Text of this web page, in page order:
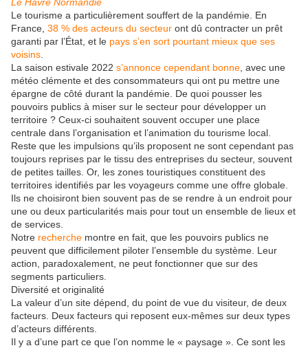
Le tourisme a particulièrement souffert de la pandémie. En
France, 38 % des acteurs du secteur ont dû contracter un prêt
garanti par l’État, et le pays s’en sort pourtant mieux que ses
voisins
La saison estivale 2022 s’annonce cependant bonne , avec une
météo clémente et des consommateurs qui ont pu mettre une
épargne de côté durant la pandémie. De quoi pousser les
pouvoirs publics à miser sur le secteur pour développer un
territoire ? Ceux-ci souhaitent souvent occuper une place
centrale dans l’organisation et l’animation du tourisme local.
Reste que les impulsions qu’ils proposent ne sont cependant pas
toujours reprises par le tissu des entreprises du secteur, souvent
de petites tailles. Or, les zones touristiques constituent des
territoires identifiés par les voyageurs comme une offre globale.
Ils ne choisiront bien souvent pas de se rendre à un endroit pour
une ou deux particularités mais pour tout un ensemble de lieux et
de services.
Notre recherche montre en fait, que les pouvoirs publics ne
peuvent que difficilement piloter l’ensemble du système. Leur
action, paradoxalement, ne peut fonctionner que sur des
segments particuliers.
Diversité et originalité
La valeur d’un site dépend, du point de vue du visiteur, de deux
facteurs. Deux facteurs qui reposent eux-mêmes sur deux types
d’acteurs différents.
Il y a d’une part ce que l’on nomme le « paysage ». Ce sont les